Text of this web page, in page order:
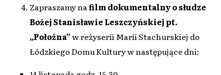
Zapraszamy na film dokumentalny o słudze
Bożej Stanisławie Leszczyńskiej pt.
„Położna”w reżyserii Marii Stachurskiej do
Łódzkiego Domu Kultury w następujące dni: